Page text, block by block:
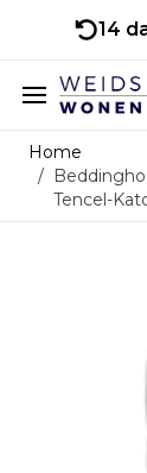
14
Ga naar de
Home
/
Tencel-